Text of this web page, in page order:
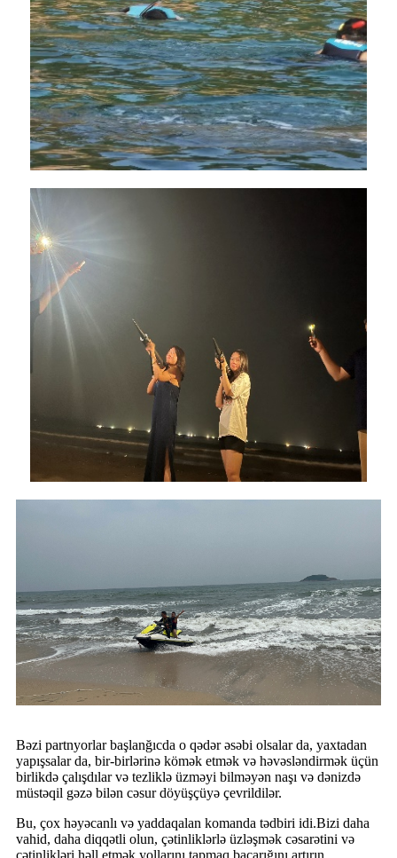
Bəzi partnyorlar başlanğıcda o qədər əsəbi olsalar da, yaxtadan
yapışsalar da, bir-birlərinə kömək etmək və həvəsləndirmək üçün
birlikdə çalışdılar və tezliklə üzməyi bilməyən naşı və dənizdə
müstəqil gəzə bilən cəsur döyüşçüyə çevrildilər.
Bu, çox həyəcanlı və yaddaqalan komanda tədbiri idi.Bizi daha
vahid, daha diqqətli olun, çətinliklərlə üzləşmək cəsarətini və
çətinlikləri həll etmək yollarını tapmaq bacarığını artırın